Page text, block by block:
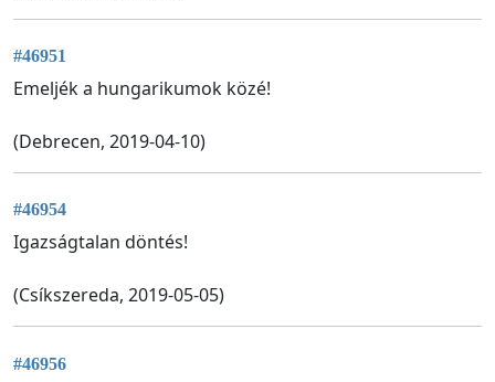
#46951
Emeljék a hungarikumok közé!
(Debrecen, 2019-04-10)
#46954
Igazságtalan döntés!
(Csíkszereda, 2019-05-05)
#46956